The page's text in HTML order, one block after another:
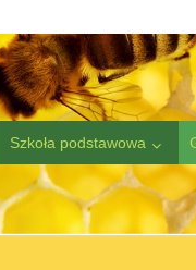
Szkoła podstawowa